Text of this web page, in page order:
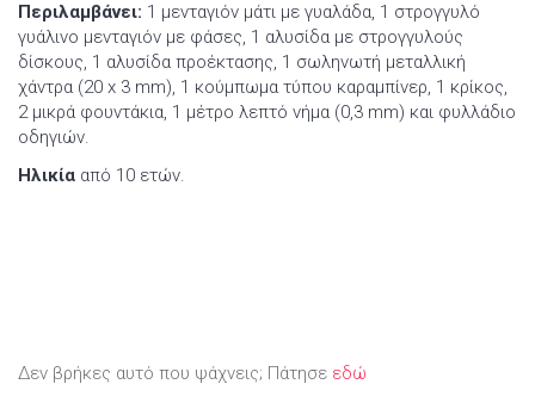
Περιλαμβάνει: 1 μενταγιόν μάτι με γυαλάδα, 1 στρογγυλό
γυάλινο μενταγιόν με φάσες, 1 αλυσίδα με στρογγυλούς
δίσκους, 1 αλυσίδα προέκτασης, 1 σωληνωτή μεταλλική
χάντρα (20 x 3 mm), 1 κούμπωμα τύπου καραμπίνερ, 1 κρίκος,
2 μικρά φουντάκια, 1 μέτρο λεπτό νήμα (0,3 mm) και φυλλάδιο
οδηγιών.
Ηλικία από 10 ετών.
Δεν βρήκες αυτό που ψάχνεις; Πάτησε εδώ